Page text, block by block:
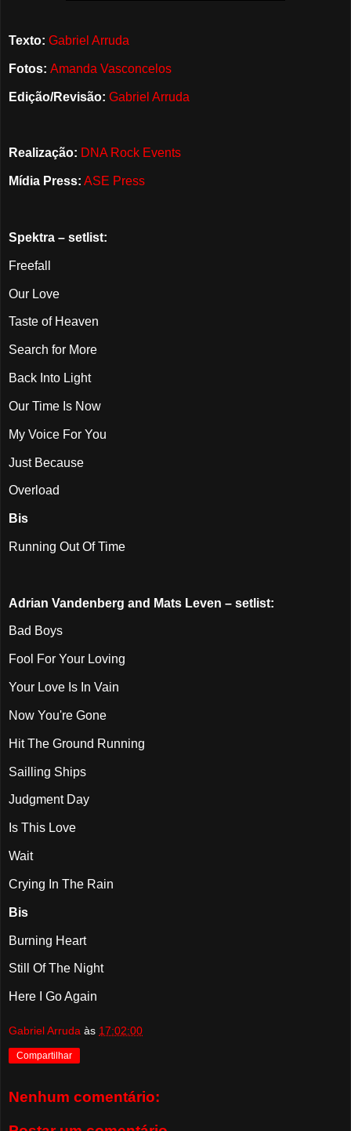
Texto: Gabriel Arruda
Fotos: Amanda Vasconcelos
Edição/Revisão: Gabriel Arruda
Realização: DNA Rock Events
Mídia Press: ASE Press
Spektra – setlist:
Freefall
Our Love
Taste of Heaven
Search for More
Back Into Light
Our Time Is Now
My Voice For You
Just Because
Overload
Bis
Running Out Of Time
Adrian Vandenberg and Mats Leven – setlist:
Bad Boys
Fool For Your Loving
Your Love Is In Vain
Now You're Gone
Hit The Ground Running
Sailling Ships
Judgment Day
Is This Love
Wait
Crying In The Rain
Bis
Burning Heart
Still Of The Night
Here I Go Again
Gabriel Arruda às 17:02:00
Compartilhar
Nenhum comentário: